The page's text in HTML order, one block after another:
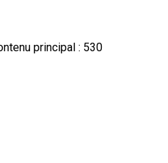
principal : 530